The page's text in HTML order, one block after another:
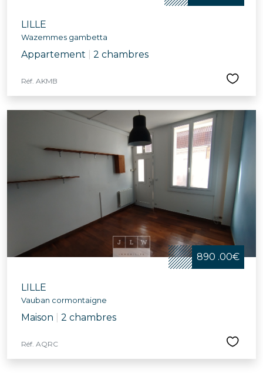
LILLE
Wazemmes gambetta
Appartement 2 chambres
Réf. AKMB
890 .00€
LILLE
Vauban cormontaigne
Maison 2 chambres
Réf. AQRC